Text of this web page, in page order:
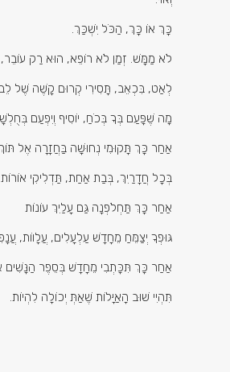
כָּךְ אוֹ כָּךְ, הַכֹּל יִשְׁכַּךְ.
לֹא מַמָּשׁ. זְמַן לֹא רוֹפֵא, הוּא רַק
לְאַט, בִּכְאֵב, תָּסִירִי קְרוּם קָשֶׁה שֶׁל
מָה שֶׁפָּעַם בְּךָ בְּכֹחַ, יוֹסִיף וְיִפְעַם
אַחַר כָּךְ תָּקוּמִי נְחוּשָׁה בַּחֲזָרָה אֶל
בְּכָל חֲדָרַיִךְ, בְּבַת אַחַת, תַּדְלִיקִי אוֹרוֹת.
אַחַר כָּךְ תַּחְלֹפְנָה גַּם עָלַיִךְ עוֹנוֹת
גּוּפְךָ יְצַמֵּחַ מֵחָדָשׁ עַלְעָלִים, עֲלָווֹת,
אַחַר כָּךְ תִּכָּתְבִי מֵחָדָשׁ בְּסֵפֶר הַנָּשִׁים
תִּהְיִי שׁוּב הָאַיָּלוֹת שֶׁאַתְּ יְכוֹלָה לִהְיוֹת.